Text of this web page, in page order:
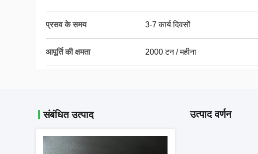
प्रसव के समय 3-7 कार्य दिवसों
आपूर्ति की क्षमता 2000 टन / महीना
संबंधित उत्पाद उत्पाद वर्णन